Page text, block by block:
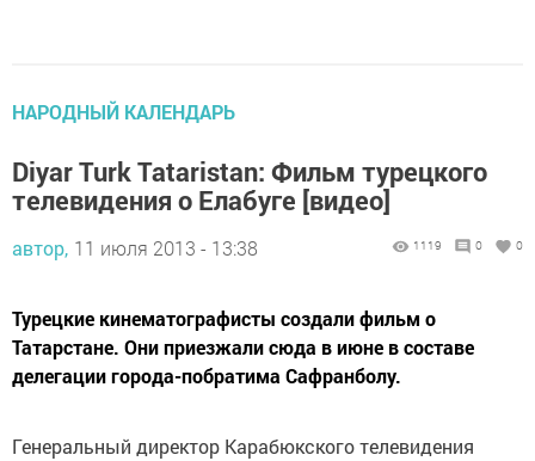
НАРОДНЫЙ КАЛЕНДАРЬ
Diyar Turk Tataristan: Фильм турецкого
телевидения о Елабуге [видео]
автор, 11 июля 2013 - 13:38 1119 0 0
Турецкие кинематографисты создали фильм о
Татарстане. Они приезжали сюда в июне в составе
делегации города-побратима Сафранболу.
Генеральный директор Карабюкского телевидения